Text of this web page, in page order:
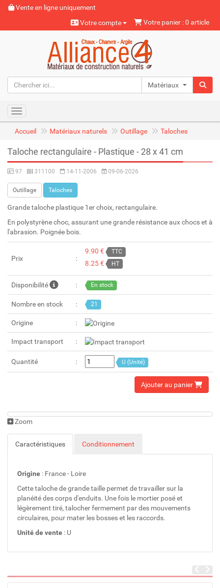
Vente en ligne uniquement
Votre compte
Votre panier : 0 article
Matériaux naturels
Toggle navigation
Accueil Matériaux naturels Outillage Taloches
Taloche rectangulaire - Plastique - 28 x 41 cm
97 311100 14-11-2006 09-06-2026
Outillage Taloches
Grande taloche plastique 1er choix, rectangulaire.
En polystyrène choc, assurant une grande résistance aux chocs et à
l'abrasion. Poignée bois.
Prix
9.90 € TTC
8.25 € HT
Disponibilité En stock
Nombre en stock 21
Origine
Impact transport
Quantité U (Unité)
Ajouter au panier
Zoom
Caractéristiques Conditionnement
Origine : France - Loire
Cette taloche de grande taille permet de travailler sur la
planéité des corps d'enduits. Une fois le mortier posé et
légèrement tiré, talocher fermement par des mouvements
circulaires, pour mater les bosses et les raccords.
Unité de vente : U